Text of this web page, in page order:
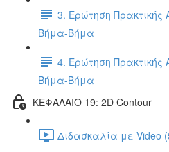
3. Ερώτηση
Βήμα-Βήμα
4. Ερώτηση
Βήμα-Βήμα
ΚΕΦΑΛΑΙΟ 19: 2D Contour
Διδασκαλία με Video